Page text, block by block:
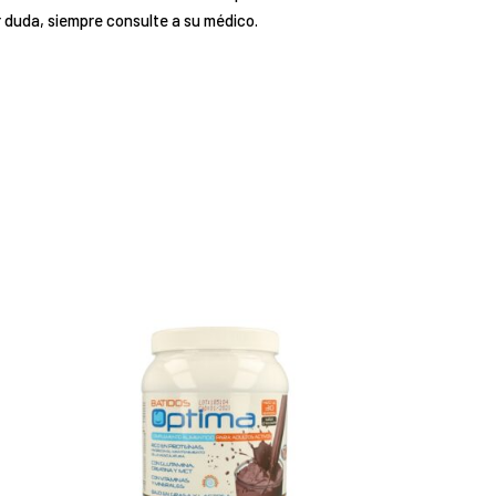
siempre consulte a su médico.